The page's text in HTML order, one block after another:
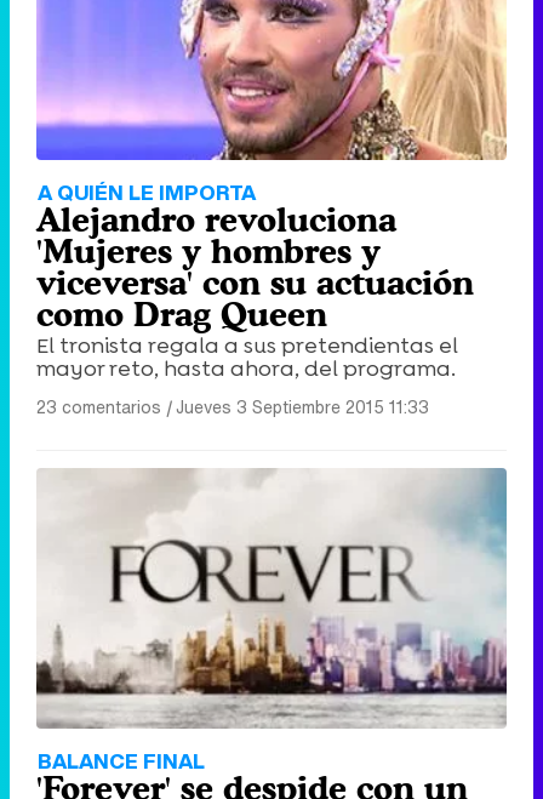
A QUIÉN LE IMPORTA
Alejandro revoluciona
'Mujeres y hombres y
viceversa' con su actuación
como Drag Queen
El tronista regala a sus pretendientas el
mayor reto, hasta ahora, del programa.
23 comentarios |Jueves 3 Septiembre 2015 11:33
BALANCE FINAL
'Forever' se despide con un